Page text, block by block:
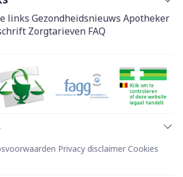
links Gezondheidsnieuws Apotheker
Zorgtarieven FAQ
Privacy disclaimer Cookies